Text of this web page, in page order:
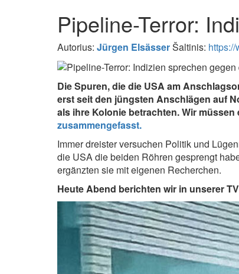
Pipeline-Terror:
Autorius: Jürgen ElsässerŠaltinis:
Die Spuren, die die USA am
erst seit den jüngsten Anschlägen auf
als ihre Kolonie betrachten. Wir
zusammengefasst.
Immer dreister versuchen Politik und
die USA die beiden Röhren gesprengt
ergänzten sie mit eigenen Recherchen.
Heute Abend berichten wir in unserer